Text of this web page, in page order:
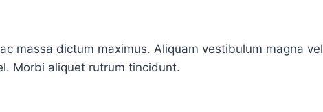
massa dictum maximus. Aliquam vestibulum magna
Morbi aliquet rutrum tincidunt.